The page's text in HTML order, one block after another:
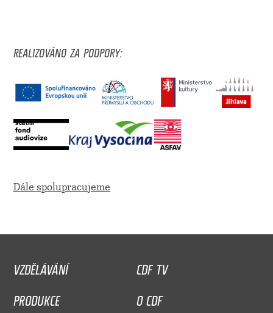
REALIZOVÁNO ZA PODPORY:
Dále spolupracujeme
VZDĚLÁVÁNÍ
CDF TV
PRODUKCE
O CDF